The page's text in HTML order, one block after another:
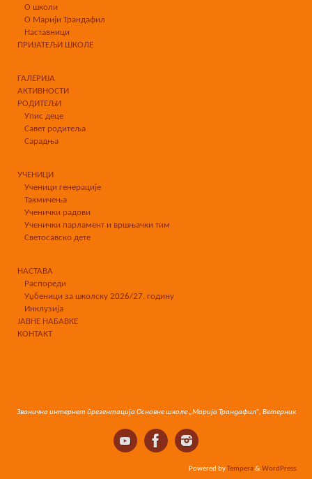
О школи
О Марији Трандафил
Наставници
ПРИЈАТЕЉИ ШКОЛЕ
ГАЛЕРИЈА
АКТИВНОСТИ
РОДИТЕЉИ
Упис деце
Савет родитеља
Сарадња
УЧЕНИЦИ
Ученици генерације
Такмичења
Ученички радови
Ученички парламент и вршњачки тим
Светосавско дете
НАСТАВА
Распореди
Уџбеници за школску 2026/27. годину
Инклузија
ЈАВНЕ НАБАВКЕ
КОНТАКТ
Званична интернет презентација Основне школе „Марија Трандафил”, Ветерник
Powered byTempera&WordPress.